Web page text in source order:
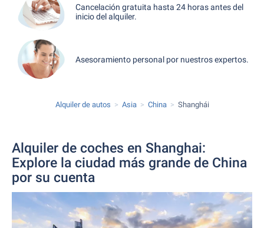
Cancelación gratuita hasta 24 horas antes del
inicio del alquiler.
Asesoramiento personal por nuestros expertos.
Alquiler de autos Asia China Shanghái
Alquiler de coches en Shanghai:
Explore la ciudad más grande de China
por su cuenta